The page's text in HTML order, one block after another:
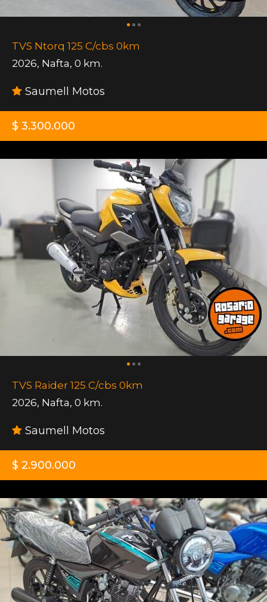
TVS Ntorq 125 C/cbs 0km
2026, Nafta, 0 km.
Saumell Motos
$ 3.300.000
TVS Raider 125 C/cbs 0km
2026, Nafta, 0 km.
Saumell Motos
$ 2.900.000